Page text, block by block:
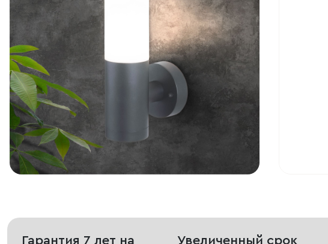
Гарантия 7 лет на
Увеличенный срок